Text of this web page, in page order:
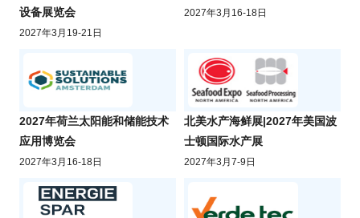
设备展览会
2027年3月19-21日
2027年3月16-18日
2027年荷兰太阳能和储能技术
应用博览会
2027年3月16-18日
北美水产海鲜展|2027年美国波
士顿国际水产展
2027年3月7-9日